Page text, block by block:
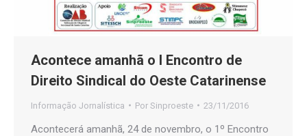
Acontece amanhã o I Encontro de
Direito Sindical do Oeste Catarinense
Informação Jornalística Por Sinproeste 23/11/2016
Acontecerá amanhã, 24 de novembro, o 1º Encontro